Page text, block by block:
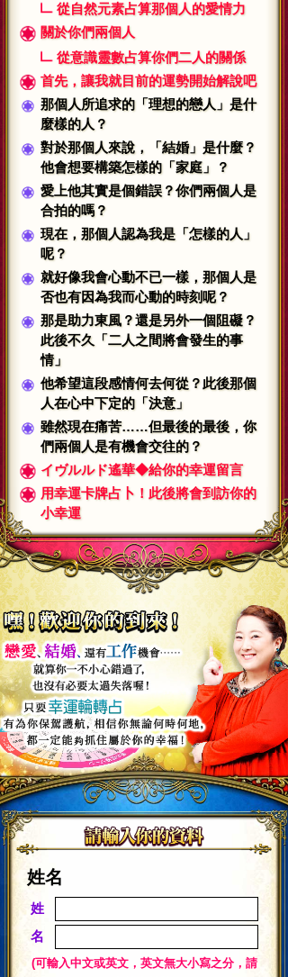
從自然元素占算那個人的愛情力
關於你們兩個人
從意識靈數占算你們二人的關係
首先，讓我就目前的運勢開始解說吧
那個人所追求的「理想的戀人」是什
麼樣的人？
對於那個人來說，「結婚」是什麼？
他會想要構築怎樣的「家庭」？
愛上他其實是個錯誤？你們兩個人是
合拍的嗎？
現在，那個人認為我是「怎樣的人」
呢？
就好像我會心動不已一樣，那個人是
否也有因為我而心動的時刻呢？
那是助力東風？還是另外一個阻礙？
此後不久「二人之間將會發生的事
情」
他希望這段感情何去何從？此後那個
人在心中下定的「決意」
雖然現在痛苦……但最後的最後，你
們兩個人是有機會交往的？
イヴルルド遙華◆給你的幸運留言
用幸運卡牌占卜！此後將會到訪你的
小幸運
姓名
姓
名
(可輸入中文或英文，英文無大小寫之分，請